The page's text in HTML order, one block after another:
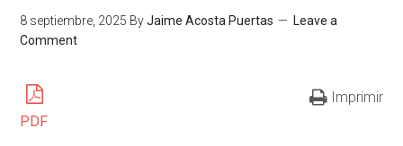
8 septiembre, 2025 ByJaime Acosta Puertas
Leave a
Comment
PDF
Imprimir